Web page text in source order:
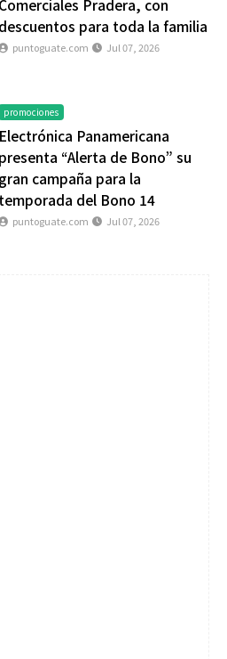
Comerciales Pradera, con
descuentos para toda la familia
puntoguate.com Jul 07, 2026
promociones
Electrónica Panamericana
presenta “Alerta de Bono” su
gran campaña para la
temporada del Bono 14
puntoguate.com Jul 07, 2026